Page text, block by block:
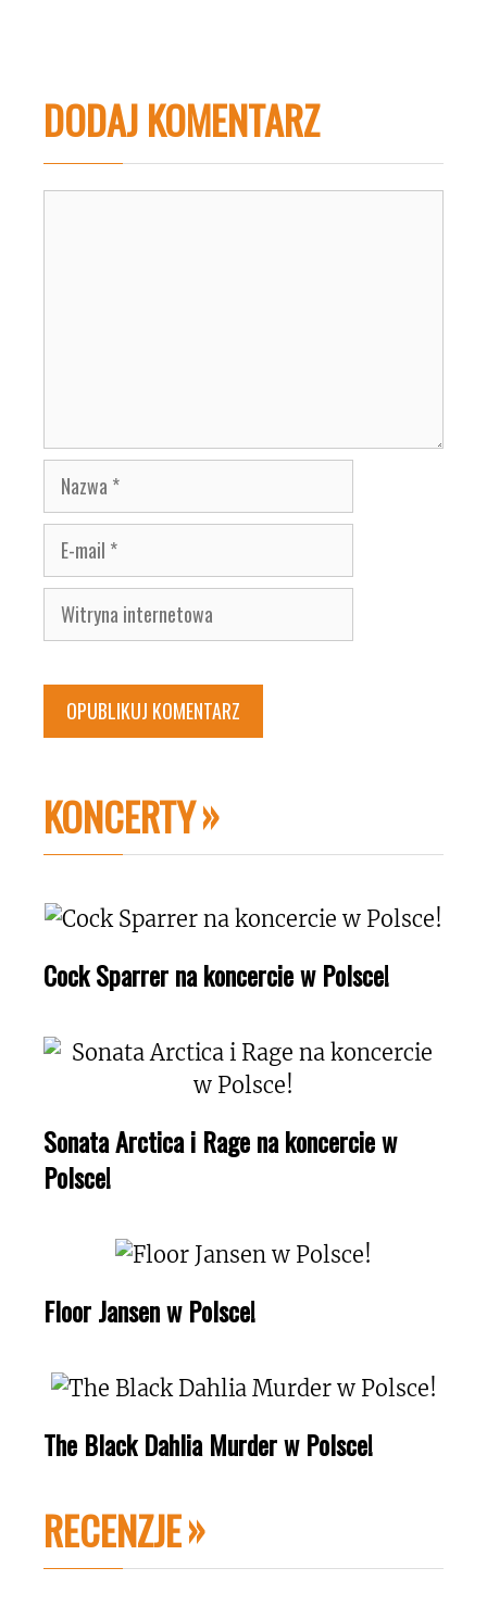
DODAJ KOMENTARZ
Nazwa
E-
mail
Witryna
internetowa
KONCERTY
Cock Sparrer na koncercie w Polsce!
Sonata Arctica i Rage na koncercie w
Polsce!
Floor Jansen w Polsce!
The Black Dahlia Murder w Polsce!
RECENZJE